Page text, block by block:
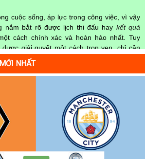
cuộc sống, áp lực trong công việc, vì vậy
nắm bắt rõ được lịch thi đấu hay kết quả
cách chính xác và hoàn hảo nhất. Tuy
giải quyết một cách trọn vẹn, chỉ cần
Lịch Thi Đấu
rõ được chính xác về thời gian các trận
hay trên Thế giới diễn ra trong thời gian sắp
bóng đá đang đạt được.
những người hâm mộ bóng đá có thể cập
lịch phát sóng bóng đá được tường thuật
kênh truyền hình thể thao lớn nhất hiện nay
Thể thao TV,... Nếu như bạn không muốn
đấu bóng đá nào trong từng mùa giải, hãy
NHẤT